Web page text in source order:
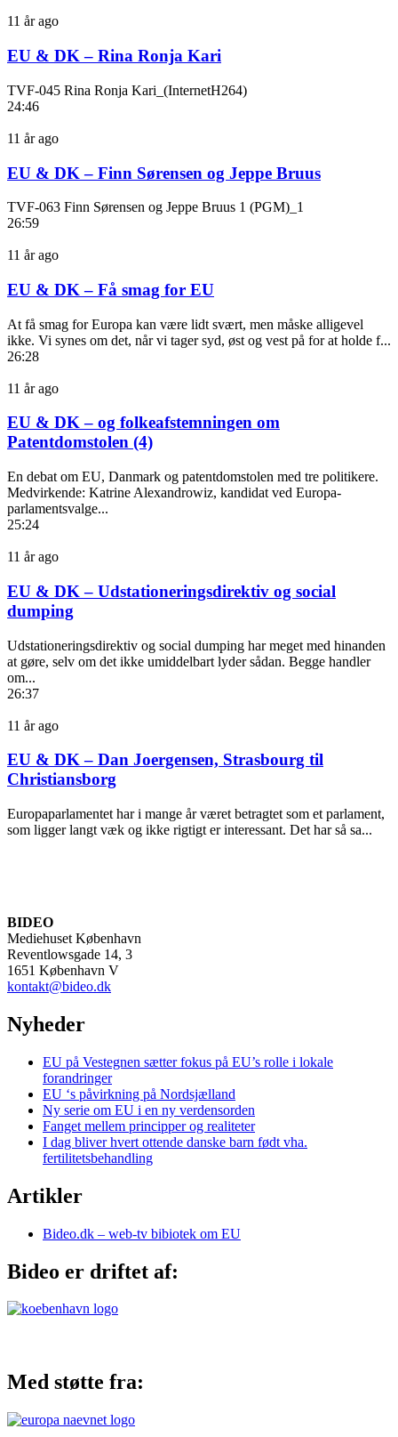
11 år ago
EU & DK – Rina Ronja Kari
TVF-045 Rina Ronja Kari_(InternetH264)
24:46
11 år ago
EU & DK – Finn Sørensen og Jeppe Bruus
TVF-063 Finn Sørensen og Jeppe Bruus 1 (PGM)_1
26:59
11 år ago
EU & DK – Få smag for EU
At få smag for Europa kan være lidt svært, men måske alligevel
ikke. Vi synes om det, når vi tager syd, øst og vest på for at holde f...
26:28
11 år ago
EU & DK – og folkeafstemningen om
Patentdomstolen (4)
En debat om EU, Danmark og patentdomstolen med tre politikere.
Medvirkende: Katrine Alexandrowiz, kandidat ved Europa-
parlamentsvalge...
25:24
11 år ago
EU & DK – Udstationeringsdirektiv og social
dumping
Udstationeringsdirektiv og social dumping har meget med hinanden
at gøre, selv om det ikke umiddelbart lyder sådan. Begge handler
om...
26:37
11 år ago
EU & DK – Dan Joergensen, Strasbourg til
Christiansborg
Europaparlamentet har i mange år været betragtet som et parlament,
som ligger langt væk og ikke rigtigt er interessant. Det har så sa...
BIDEO
Mediehuset København
Reventlowsgade 14, 3
1651 København V
kontakt@bideo.dk
Nyheder
EU på Vestegnen sætter fokus på EU’s rolle i lokale
forandringer
EU ‘s påvirkning på Nordsjælland
Ny serie om EU i en ny verdensorden
Fanget mellem principper og realiteter
I dag bliver hvert ottende danske barn født vha.
fertilitetsbehandling
Artikler
Bideo.dk – web-tv bibiotek om EU
Bideo er driftet af:
Med støtte fra: